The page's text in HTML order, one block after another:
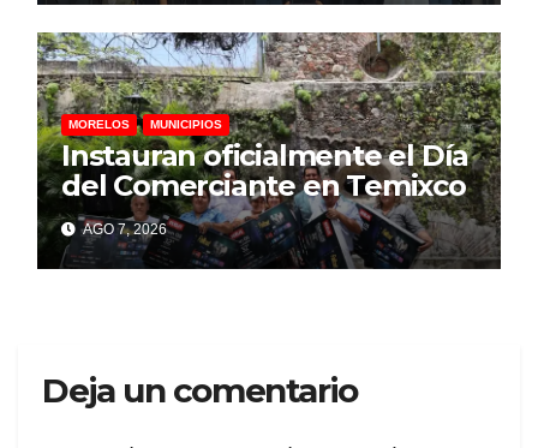
MORELOS MUNICIPIOS
Instauran oficialmente el Día
del Comerciante en Temixco
AGO 7, 2026
Deja un comentario